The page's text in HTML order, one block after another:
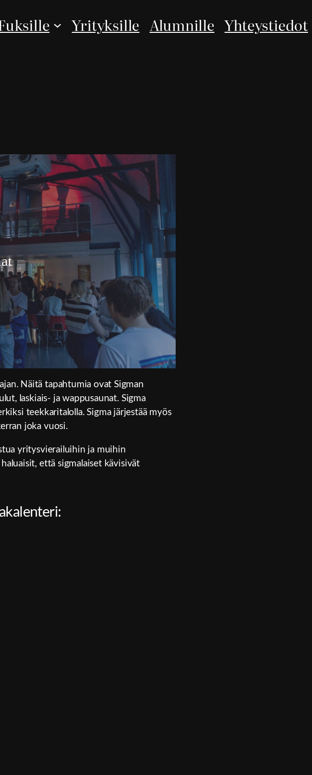
Yrityksille Alumnille Yhteystiedot
Näitä tapahtumia ovat Sigman
laskiais- ja wappusaunat. Sigma
teekkaritalolla. Sigma järjestää myös
joka vuosi.
yritysvierailuihin ja muihin
että sigmalaiset kävisivät